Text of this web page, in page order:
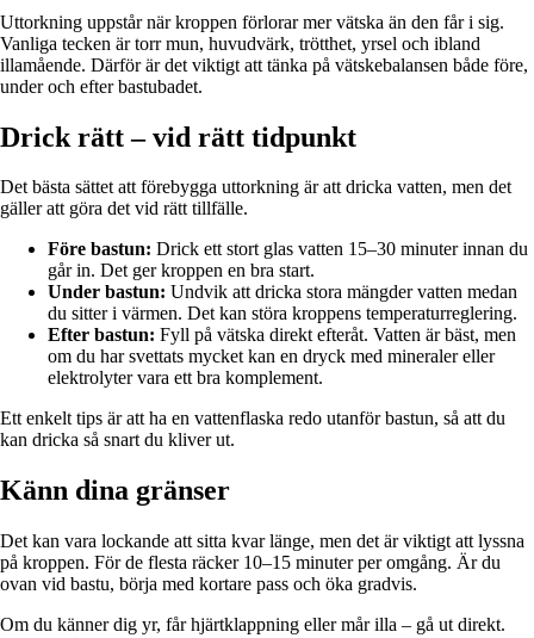
Uttorkning uppstår när kroppen förlorar mer vätska än den får i sig.
Vanliga tecken är torr mun, huvudvärk, trötthet, yrsel och ibland
illamående. Därför är det viktigt att tänka på vätskebalansen både före,
under och efter bastubadet.
Drick rätt – vid rätt tidpunkt
Det bästa sättet att förebygga uttorkning är att dricka vatten, men det
gäller att göra det vid rätt tillfälle.
Före bastun: Drick ett stort glas vatten 15–30 minuter innan du
går in. Det ger kroppen en bra start.
Under bastun: Undvik att dricka stora mängder vatten medan
du sitter i värmen. Det kan störa kroppens temperaturreglering.
Efter bastun: Fyll på vätska direkt efteråt. Vatten är bäst, men
om du har svettats mycket kan en dryck med mineraler eller
elektrolyter vara ett bra komplement.
Ett enkelt tips är att ha en vattenflaska redo utanför bastun, så att du
kan dricka så snart du kliver ut.
Känn dina gränser
Det kan vara lockande att sitta kvar länge, men det är viktigt att lyssna
på kroppen. För de flesta räcker 10–15 minuter per omgång. Är du
ovan vid bastu, börja med kortare pass och öka gradvis.
Om du känner dig yr, får hjärtklappning eller mår illa – gå ut direkt.